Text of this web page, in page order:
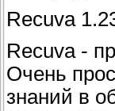
Recuva
Recuva -
Очень
знаний в